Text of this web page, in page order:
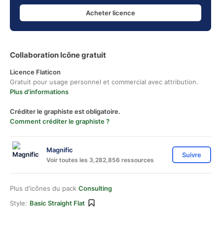
Acheter licence
Collaboration Icône gratuit
Licence Flaticon
Gratuit pour usage personnel et commercial avec attribution.
Plus d'informations
Créditer le graphiste est obligatoire.
Comment créditer le graphiste ?
Magnific
Voir toutes les 3,282,856 ressources
Suivre
Plus d'icônes du pack Consulting
Style: Basic Straight Flat